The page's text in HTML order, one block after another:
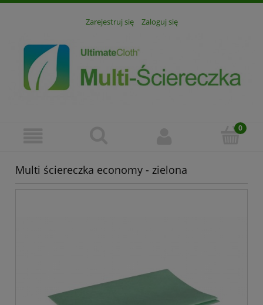
Zarejestruj się Zaloguj się
Multi ściereczka economy - zielona